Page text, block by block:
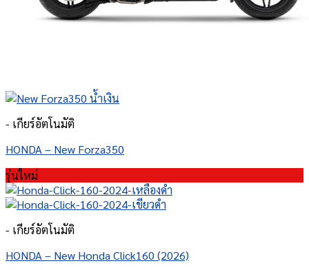
- เกียร์อัตโนมัติ
HONDA – New Forza350
รุ่นใหม่
- เกียร์อัตโนมัติ
HONDA – New Honda Click160 (2026)